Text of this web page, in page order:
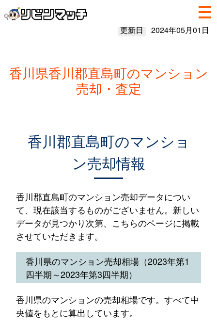
更新日 2024年05月01日
香川県香川郡直島町のマンション
売却・査定
香川郡直島町のマンショ
ン売却情報
香川郡直島町のマンション売却データについ
て、現在該当するものがございません。新しい
データが見つかり次第、こちらのページに掲載
させていただきます。
香川県のマンション売却相場（2023年第1
四半期～2023年第3四半期）
香川県のマンションの売却相場です。すべて中
央値をもとに算出しています。